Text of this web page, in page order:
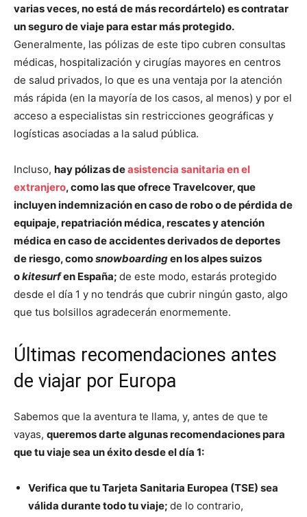
varias veces, no está de más recordártelo) es contratar
un seguro de viaje para estar más protegido.
Generalmente, las pólizas de este tipo cubren consultas
médicas, hospitalización y cirugías mayores en centros
de salud privados, lo que es una ventaja por la atención
más rápida (en la mayoría de los casos, al menos) y por el
acceso a especialistas sin restricciones geográficas y
logísticas asociadas a la salud pública.
Incluso, hay pólizas deasistencia sanitaria en el
extranjero, como las que ofrece Travelcover, que
incluyen indemnización en caso de robo o de pérdida de
equipaje, repatriación médica, rescates y atención
médica en caso de accidentes derivados de deportes
de riesgo, comosnowboardingen los alpes suizos
okitesurfen España; de este modo, estarás protegido
desde el día 1 y no tendrás que cubrir ningún gasto, algo
que tus bolsillos agradecerán enormemente.
Últimas recomendaciones antes
de viajar por Europa
Sabemos que la aventura te llama, y, antes de que te
vayas, queremos darte algunas recomendaciones para
que tu viaje sea un éxito desde el día 1:
Verifica que tu Tarjeta Sanitaria Europea (TSE) sea
válida durante todo tu viaje; de lo contrario,